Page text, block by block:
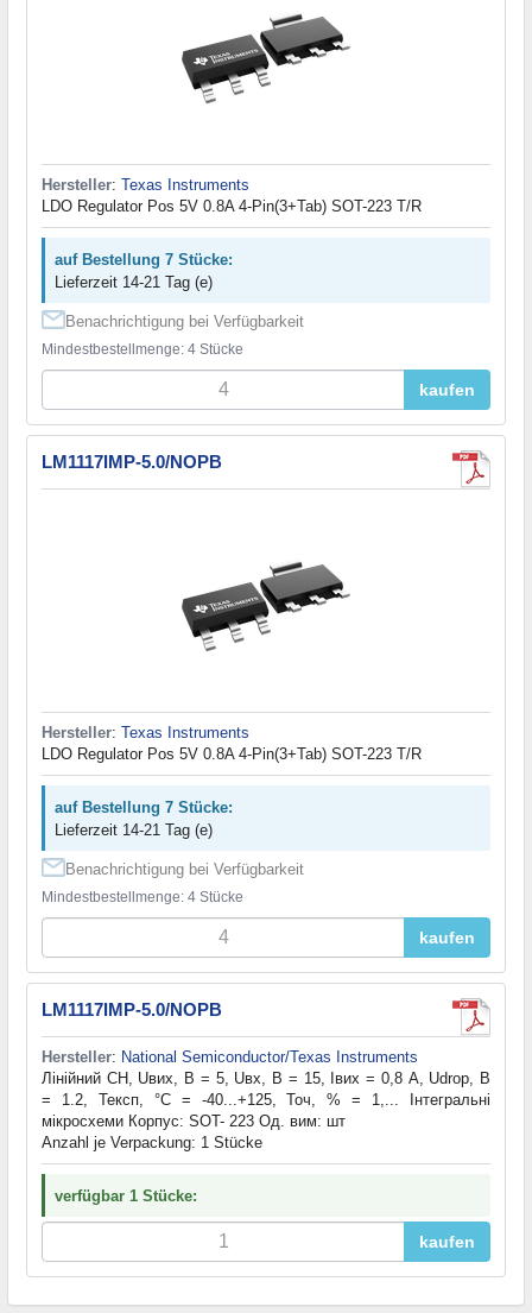
Hersteller: Texas Instruments
LDO Regulator Pos 5V 0.8A 4-Pin(3+Tab) SOT-223 T/R
auf Bestellung 7 Stücke:
Lieferzeit 14-21 Tag (e)
Benachrichtigung bei Verfügbarkeit
Mindestbestellmenge: 4 Stücke
kaufen
LM1117IMP-5.0/NOPB
Hersteller: Texas Instruments
LDO Regulator Pos 5V 0.8A 4-Pin(3+Tab) SOT-223 T/R
auf Bestellung 7 Stücke:
Lieferzeit 14-21 Tag (e)
Benachrichtigung bei Verfügbarkeit
Mindestbestellmenge: 4 Stücke
kaufen
LM1117IMP-5.0/NOPB
Hersteller: National Semiconductor/Texas Instruments
Лінійний СН, Uвих, В = 5, Uвх, В = 15, Iвих = 0,8 А, Udrop, В
= 1.2, Тексп, °С = -40...+125, Точ, % = 1,... Інтегральні
мікросхеми Корпус: SOT- 223 Од. вим: шт
Anzahl je Verpackung: 1 Stücke
verfügbar 1 Stücke:
kaufen